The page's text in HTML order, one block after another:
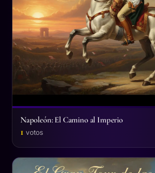
Napoleón: El Camino al Imperio
1 votos